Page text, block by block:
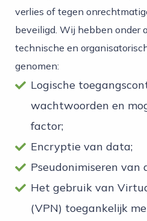
verlies of tegen
beveiligd. Wij hebben onder
technische en
genomen:
Logische
wachtwoorden en
factor;
Encryptie van data;
Pseudonimiseren van
Het gebruik van
(VPN) toegankelijk